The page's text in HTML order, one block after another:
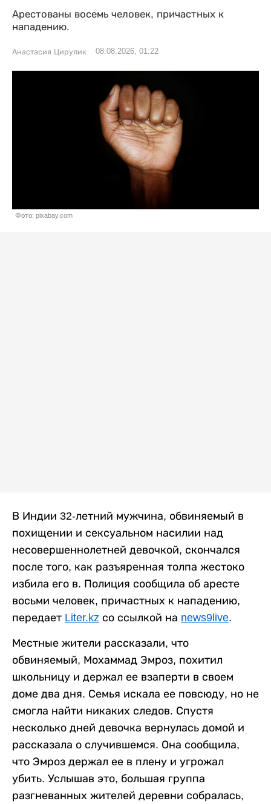
Арестованы восемь человек, причастных к
нападению.
Анастасия Цирулик 08.08.2026, 01:22
Фото: pixabay.com
В Индии 32-летний мужчина, обвиняемый в
похищении и сексуальном насилии над
несовершеннолетней девочкой, скончался
после того, как разъяренная толпа жестоко
избила его в. Полиция сообщила об аресте
восьми человек, причастных к нападению,
передает Liter.kz со ссылкой на news9live.
Местные жители рассказали, что
обвиняемый, Мохаммад Эмроз, похитил
школьницу и держал ее взаперти в своем
доме два дня. Семья искала ее повсюду, но не
смогла найти никаких следов. Спустя
несколько дней девочка вернулась домой и
рассказала о случившемся. Она сообщила,
что Эмроз держал ее в плену и угрожал
убить. Услышав это, большая группа
разгневанных жителей деревни собралась,